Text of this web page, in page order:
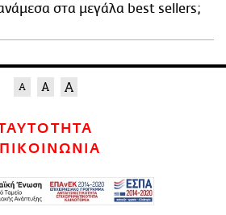
στα μεγάλα best sellers;